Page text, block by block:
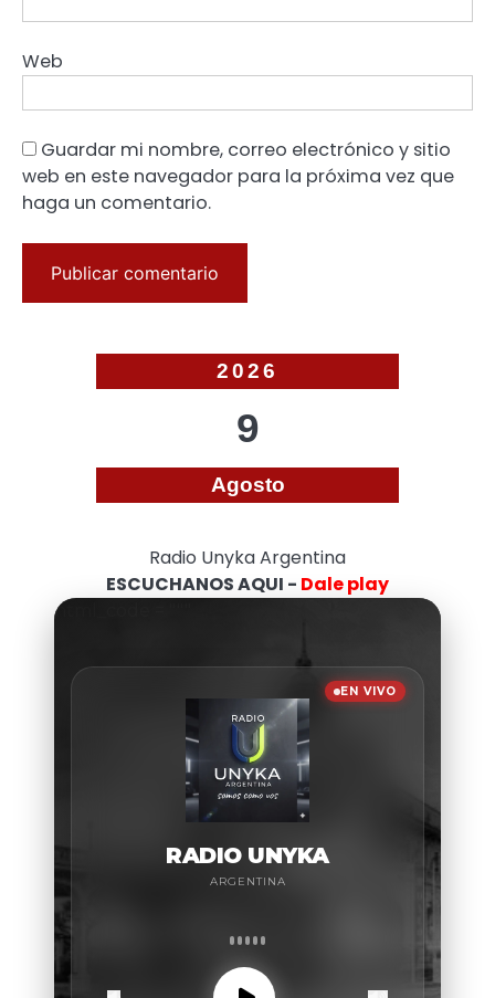
Web
Guardar mi nombre, correo electrónico y sitio
web en este navegador para la próxima vez que
haga un comentario.
2026
9
Agosto
Radio Unyka Argentina
ESCUCHANOS AQUI - Dale play